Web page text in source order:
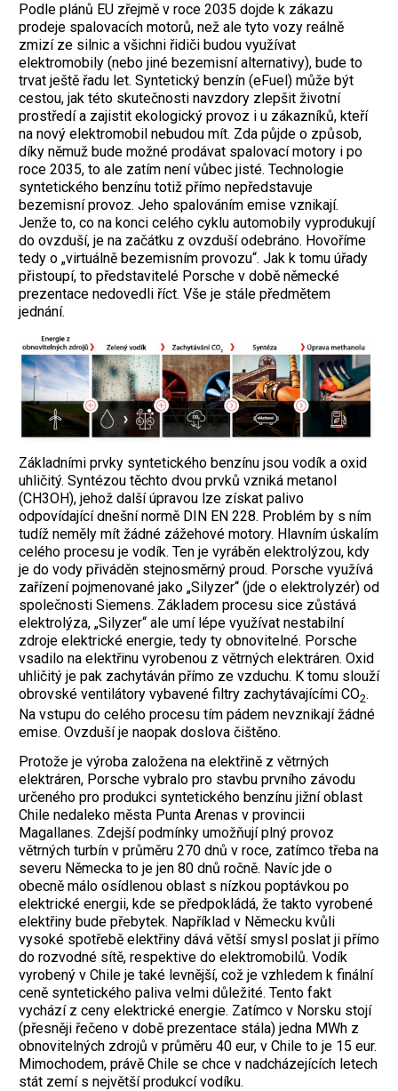
Podle plánů EU zřejmě v roce 2035 dojde k zákazu
prodeje spalovacích motorů, než ale tyto vozy reálně
zmizí ze silnic a všichni řidiči budou využívat
elektromobily (nebo jiné bezemisní alternativy), bude to
trvat ještě řadu let. Syntetický benzín (eFuel) může být
cestou, jak této skutečnosti navzdory zlepšit životní
prostředí a zajistit ekologický provoz i u zákazníků, kteří
na nový elektromobil nebudou mít. Zda půjde o způsob,
díky němuž bude možné prodávat spalovací motory i po
roce 2035, to ale zatím není vůbec jisté. Technologie
syntetického benzínu totiž přímo nepředstavuje
bezemisní provoz. Jeho spalováním emise vznikají.
Jenže to, co na konci celého cyklu automobily vyprodukují
do ovzduší, je na začátku z ovzduší odebráno. Hovoříme
tedy o „virtuálně bezemisním provozu“. Jak k tomu úřady
přistoupí, to představitelé Porsche v době německé
prezentace nedovedli říct. Vše je stále předmětem
jednání.
Základními prvky syntetického benzínu jsou vodík a oxid
uhličitý. Syntézou těchto dvou prvků vzniká metanol
(CH3OH), jehož další úpravou lze získat palivo
odpovídající dnešní normě DIN EN 228. Problém by s ním
tudíž neměly mít žádné zážehové motory. Hlavním úskalím
celého procesu je vodík. Ten je vyráběn elektrolýzou, kdy
je do vody přiváděn stejnosměrný proud. Porsche využívá
zařízení pojmenované jako „Silyzer“ (jde o elektrolyzér) od
společnosti Siemens. Základem procesu sice zůstává
elektrolýza, „Silyzer“ ale umí lépe využívat nestabilní
zdroje elektrické energie, tedy ty obnovitelné. Porsche
vsadilo na elektřinu vyrobenou z větrných elektráren. Oxid
uhličitý je pak zachytáván přímo ze vzduchu. K tomu slouží
obrovské ventilátory vybavené filtry zachytávajícími CO2.
Na vstupu do celého procesu tím pádem nevznikají žádné
emise. Ovzduší je naopak doslova čištěno.
Protože je výroba založena na elektřině z větrných
elektráren, Porsche vybralo pro stavbu prvního závodu
určeného pro ­produkci syntetického benzínu jižní oblast
Chile nedaleko města Punta Arenas v provincii
Magallanes. Zdejší podmínky umožňují plný provoz
větrných turbín v průměru 270 dnů v roce, zatímco třeba na
severu Německa to je jen 80 dnů ročně. Navíc jde o
obecně málo osídlenou oblast s nízkou poptávkou po
elektrické energii, kde se předpokládá, že takto vyrobené
elektřiny bude přebytek. Například v Německu kvůli
vysoké spotřebě elektřiny dává větší smysl poslat ji přímo
do rozvodné sítě, respektive do elektromobilů. Vodík
vyrobený v Chile je také levnější, což je vzhledem k finální
ceně syntetického paliva velmi důležité. Tento fakt
vychází z ceny elektrické energie. Zatímco v Norsku stojí
(přesněji řečeno v době prezentace stála) jedna MWh z
obnovitelných zdrojů v průměru 40 eur, v Chile to je 15 eur.
Mimochodem, právě Chile se chce v nadcházejících letech
stát zemí s největší produkcí vodíku.